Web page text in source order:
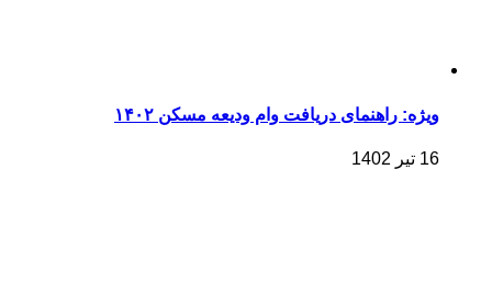
ویژه: راهنمای دریافت وام ودیعه مسکن ۱۴۰۲
16 تیر 1402